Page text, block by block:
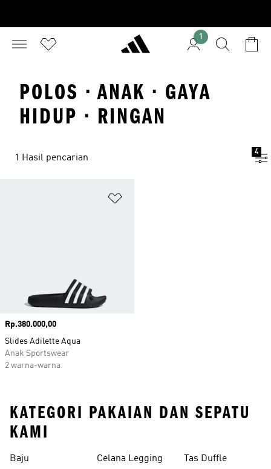
1
POLOS · ANAK · GAYA
HIDUP · RINGAN
1 Hasil pencarian
4
Harga
Rp.380.000,00
Slides Adilette Aqua
Anak Sportswear
2 warna-warna
KATEGORI PAKAIAN DAN SEPATU
KAMI
Baju Celana Legging Tas Duffle